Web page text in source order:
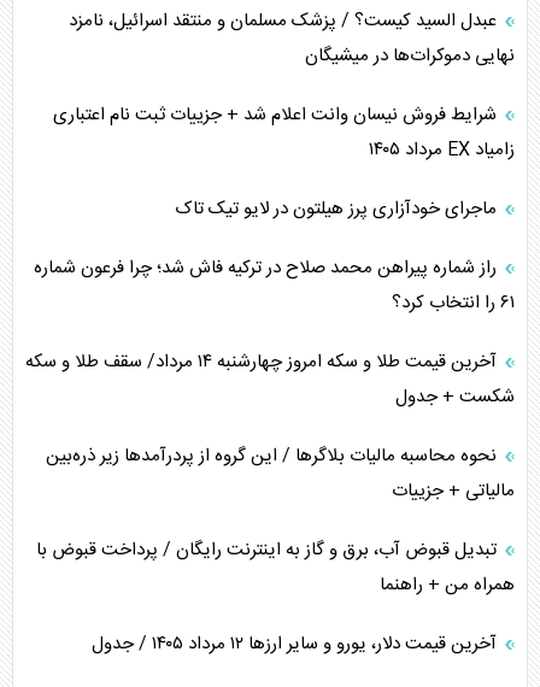
همسویی عربستان با سنتکام علیه متحدان ایران
ترامپ و توهم خلع سلاح حماس
چرا کویت به دنبال شریک امنیتی جدید است؟
اعتراف غرب به قدرت ایران در تثبیت معادلات
خطای راهبردی ترامپ مقابل برزیل
عبدل السید کیست؟ / پزشک مسلمان و منتقد اسرائیل، نامزد
نهایی دموکرات‌ها در میشیگان
شرایط فروش نیسان وانت اعلام شد + جزییات ثبت نام اعتباری
زامیاد EX مرداد ۱۴۰۵
ماجرای خودآزاری پرز هیلتون در لایو تیک تاک
راز شماره پیراهن محمد صلاح در ترکیه فاش شد؛ چرا فرعون شماره
۶۱ را انتخاب کرد؟
آخرین قیمت طلا و سکه امروز چهارشنبه ۱۴ مرداد/ سقف طلا و سکه
شکست + جدول
نحوه محاسبه مالیات بلاگر‌ها / این گروه از پردرآمد‌ها زیر ذره‌بین
مالیاتی + جزییات
تبدیل قبوض آب، برق و گاز به اینترنت رایگان / پرداخت قبوض با
همراه من + راهنما
آخرین قیمت دلار، یورو و سایر ارز‌ها ۱۲ مرداد ۱۴۰۵ / جدول